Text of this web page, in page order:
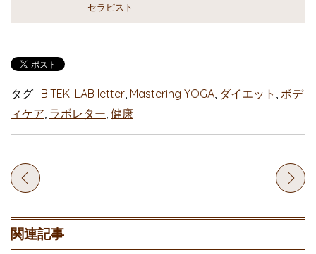
セラピスト
タグ : BITEKI LAB letter Mastering YOGA ダイエット ボデ
ィケア ラボレター 健康
関連記事